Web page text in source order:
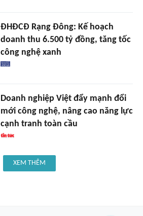
ĐHĐCĐ Rạng Đông: Kế hoạch
doanh thu 6.500 tỷ đồng, tăng tốc
công nghệ xanh
Doanh nghiệp Việt đẩy mạnh đổi
mới công nghệ, nâng cao năng lực
cạnh tranh toàn cầu
XEM THÊM